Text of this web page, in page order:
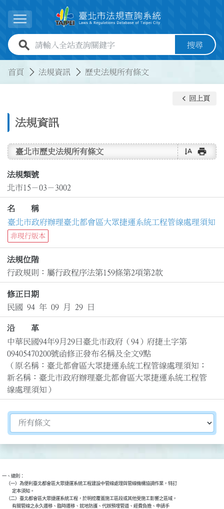
展開選單
全站查詢關鍵字欄位 搜尋
首頁 法規資訊 歷史法規所有條文
法規資訊
keyboard_arrow_left 回上頁
臺北市歷史法規所有條文 text_rotate_vertical print
法規類號
北市15－03－3002
名 稱
臺北市政府辦理臺北都會區大眾捷運系統工程管線處理須知
非現行版本
法規位階
行政規則：屬行政程序法第159條第2項第2款
修正日期
民國 94 年 09 月 29 日
沿 革
中華民國94年9月29日臺北市政府（94）府捷土字第
09405470200號函修正發布名稱及全文9點
（原名稱：臺北都會區大眾捷運系統工程管線處理須知；
新名稱：臺北市政府辦理臺北都會區大眾捷運系統工程管
線處理須知）
切換選擇法規資訊內容
一、總則：
    （一）為便利臺北都會區大眾捷運系統工程建設中管線處理與管線機構協調作業，特訂
          定本須知。
    （二）臺北都會區大眾捷運系統工程，於明挖覆蓋施工區段或其他受施工影響之區域，
          有關管線之永久遷移、臨時遷移、就地防護、代辦預埋管道、經費負擔、申請手